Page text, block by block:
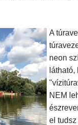
A
neon
NEM
el